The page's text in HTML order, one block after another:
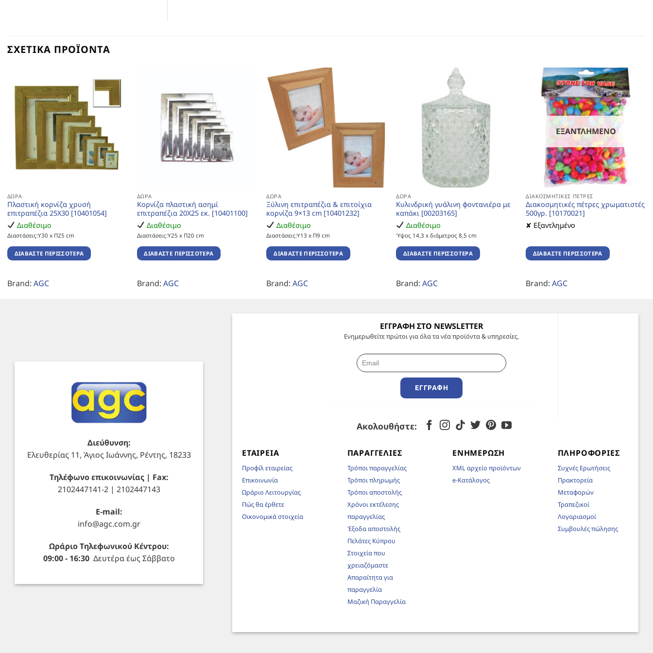
ΣΧΕΤΙΚΆ ΠΡΟΪΌΝΤΑ
ΔΏΡΑ
Πλαστική κορνίζα χρυσή
επιτραπέζια 25Χ30 [10401054]
Διαθέσιμο
Διαστάσεις:Υ30 x Π25 cm
ΔΙΑΒΆΣΤΕ ΠΕΡΙΣΣΌΤΕΡΑ
Brand: AGC
ΔΏΡΑ
Κορνίζα πλαστική ασημί
επιτραπέζια 20Χ25 εκ. [10401100]
Διαθέσιμο
Διαστάσεις:Υ25 x Π20 cm
ΔΙΑΒΆΣΤΕ ΠΕΡΙΣΣΌΤΕΡΑ
Brand: AGC
ΔΏΡΑ
Ξύλινη επιτραπέζια & επιτοίχια
κορνίζα 9×13 cm [10401232]
Διαθέσιμο
Διαστάσεις:Υ13 x Π9 cm
ΔΙΑΒΆΣΤΕ ΠΕΡΙΣΣΌΤΕΡΑ
Brand:AGC
ΔΏΡΑ
Κυλινδρική γυάλινη φοντανιέρα με
καπάκι [00203165]
Διαθέσιμο
Ύψος 14,3 x διάμετρος 8,5 cm
ΔΙΑΒΆΣΤΕ ΠΕΡΙΣΣΌΤΕΡΑ
Brand:AGC
ΕΞΑΝΤΛΗΜΈΝΟ
ΔΙΑΚΟΣΜΗΤΙΚΈΣ ΠΈΤΡΕΣ
Διακοσμητικές πέτρες χρωματιστές
500γρ. [10170021]
✘ Εξαντλημένο
ΔΙΑΒΆΣΤΕ ΠΕΡΙΣΣΌΤΕΡΑ
Brand: AGC
Διεύθυνση:
Ελευθερίας 11, Άγιος Ιωάννης, Ρέντης, 18233
Τηλέφωνο επικοινωνίας | Fax:
2102447141-2 | 2102447143
E-mail:
info@agc.com.gr
Ωράριο Τηλεφωνικού Κέντρου:
09:00 - 16:30Δευτέρα έως Σάββατο
ΕΓΓΡΑΦΗ ΣΤΟ NEWSLETTER
Ενημερωθείτε πρώτοι για όλα τα νέα προϊόντα & υπηρεσίες.
ΕΓΓΡΑΦΉ
Ακολουθήστε:
ΕΤΑΙΡΕΊΑ
Προφίλ εταιρείας
Επικοινωνία
Ωράριο Λειτουργίας
Πώς θα έρθετε
Οικονομικά στοιχεία
ΠΑΡΑΓΓΕΛΊΕΣ
Τρόποι παραγγελίας
Τρόποι πληρωμής
Τρόποι αποστολής
Χρόνοι εκτέλεσης
παραγγελίας
Έξοδα αποστολής
Πελάτες Κύπρου
Στοιχεία που
χρειαζόμαστε
Απαραίτητα για
παραγγελία
Μαζική Παραγγελία
ΕΝΗΜΈΡΩΣΗ
XML αρχείο προϊόντων
e-Κατάλογος
ΠΛΗΡΟΦΟΡΊΕΣ
Συχνές Ερωτήσεις
Πρακτορεία
Μεταφορών
Τραπεζικοί
Λογαριασμοί
Συμβουλές πώλησης